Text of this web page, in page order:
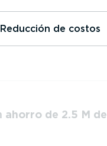
Reducción de costos
ahorro de 2.5 M de